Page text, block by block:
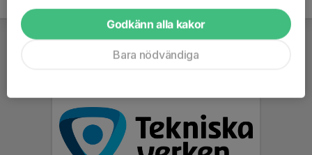
Godkänn alla kakor
Bara nödvändiga